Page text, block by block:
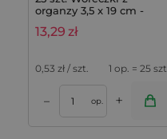
organzy 3,5 x 19 cm -
13,29 zł
0,53 zł / szt. 1 op. = 25 szt.
– op. +